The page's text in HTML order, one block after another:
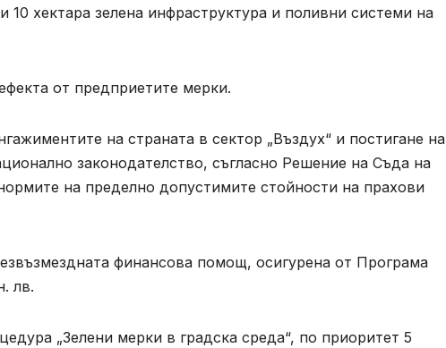
хектара зелена инфраструктура и поливни системи на
от предприетите мерки.
на страната в сектор „Въздух“ и постигане на
законодателство, съгласно Решение на Съда на
на пределно допустимите стойности на прахови
финансова помощ, осигурена от Програма
лв.
„Зелени мерки в градска среда“, по приоритет 5